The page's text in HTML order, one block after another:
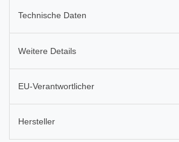
Technische Daten
Weitere Details
EU-Verantwortlicher
Hersteller